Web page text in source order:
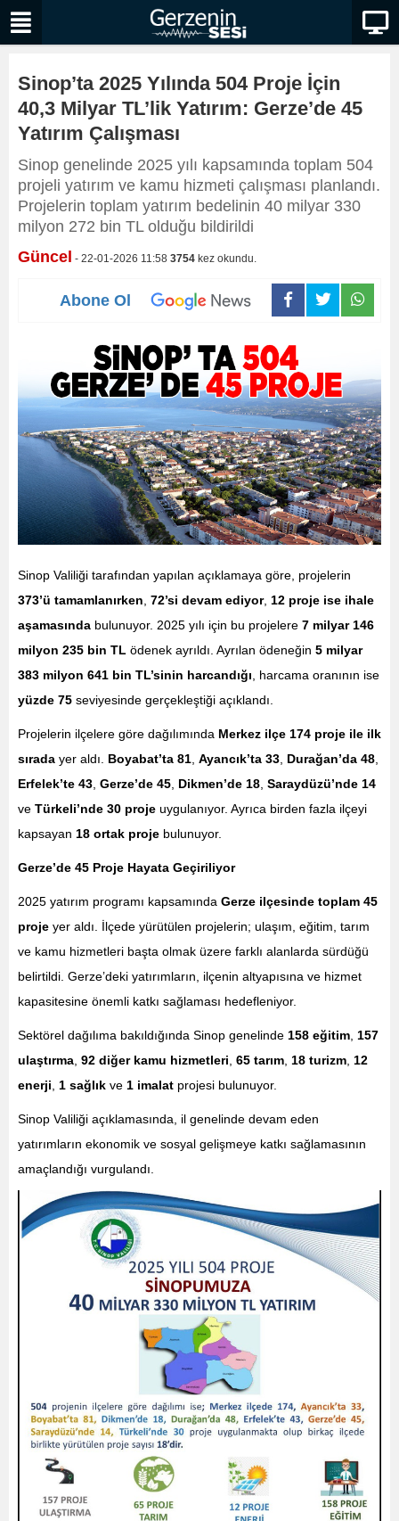
Sinop’ta 2025 Yılında 504 Proje İçin
40,3 Milyar TL’lik Yatırım: Gerze’de 45
Yatırım Çalışması
Sinop genelinde 2025 yılı kapsamında toplam 504
projeli yatırım ve kamu hizmeti çalışması planlandı.
Projelerin toplam yatırım bedelinin 40 milyar 330
milyon 272 bin TL olduğu bildirildi
Güncel - 22-01-2026 11:58 3754 kez okundu.
Abone Ol
Sinop Valiliği tarafından yapılan açıklamaya göre, projelerin
373’ü tamamlanırken, 72’si devam ediyor, 12 proje ise ihale
aşamasında bulunuyor. 2025 yılı için bu projelere 7 milyar 146
milyon 235 bin TL ödenek ayrıldı. Ayrılan ödeneğin 5 milyar
383 milyon 641 bin TL’sinin harcandığı, harcama oranının ise
yüzde 75 seviyesinde gerçekleştiği açıklandı.
Projelerin ilçelere göre dağılımında Merkez ilçe 174 proje ile ilk
sırada yer aldı. Boyabat’ta 81, Ayancık’ta 33, Durağan’da 48,
Erfelek’te 43, Gerze’de 45, Dikmen’de 18, Saraydüzü’nde 14
ve Türkeli’nde 30 proje uygulanıyor. Ayrıca birden fazla ilçeyi
kapsayan 18 ortak proje bulunuyor.
Gerze’de 45 Proje Hayata Geçiriliyor
2025 yatırım programı kapsamında Gerze ilçesinde toplam 45
proje yer aldı. İlçede yürütülen projelerin; ulaşım, eğitim, tarım
ve kamu hizmetleri başta olmak üzere farklı alanlarda sürdüğü
belirtildi. Gerze’deki yatırımların, ilçenin altyapısına ve hizmet
kapasitesine önemli katkı sağlaması hedefleniyor.
Sektörel dağılıma bakıldığında Sinop genelinde 158 eğitim, 157
ulaştırma, 92 diğer kamu hizmetleri, 65 tarım, 18 turizm, 12
enerji, 1 sağlık ve 1 imalat projesi bulunuyor.
Sinop Valiliği açıklamasında, il genelinde devam eden
yatırımların ekonomik ve sosyal gelişmeye katkı sağlamasının
amaçlandığı vurgulandı.